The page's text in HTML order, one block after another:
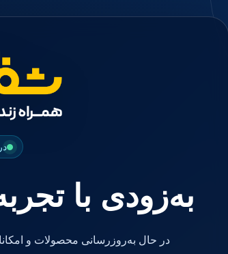
به‌زودی با
در حال به‌روزرسانی محصولات و